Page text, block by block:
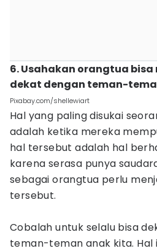
6. Usahakan orangtua
dekat dengan teman-
Pixabay.com/shellewiart
Hal yang paling disukai
adalah ketika mereka
hal tersebut adalah hal
karena serasa punya
sebagai orangtua perlu
tersebut.
Cobalah untuk selalu bisa
teman-teman anak kita. Hal